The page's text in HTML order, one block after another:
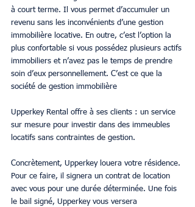
à court terme. Il vous permet d’accumuler un
revenu sans les inconvénients d’une gestion
immobilière locative. En outre, c’est l’option la
plus confortable si vous possédez plusieurs actifs
immobiliers et n’avez pas le temps de prendre
soin d’eux personnellement. C’est ce que la
société de gestion immobilière
Upperkey Rental offre à ses clients : un service
sur mesure pour investir dans des immeubles
locatifs sans contraintes de gestion.
Concrètement, Upperkey louera votre résidence.
Pour ce faire, il signera un contrat de location
avec vous pour une durée déterminée. Une fois
le bail signé, Upperkey vous versera